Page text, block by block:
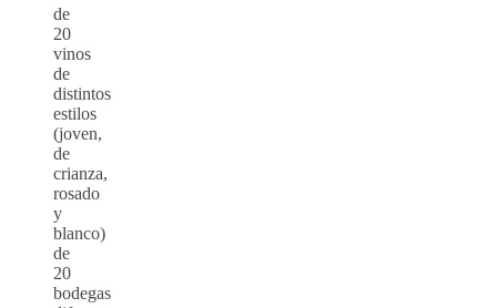
de
20
vinos
de
distintos
estilos
(joven,
de
crianza,
rosado
y
blanco)
de
20
bodegas